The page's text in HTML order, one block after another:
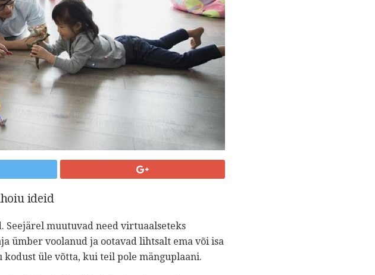
ideid
Seejärel muutuvad need virtuaalseteks
ümber voolanud ja ootavad lihtsalt ema või isa
kodust üle võtta, kui teil pole mänguplaani.